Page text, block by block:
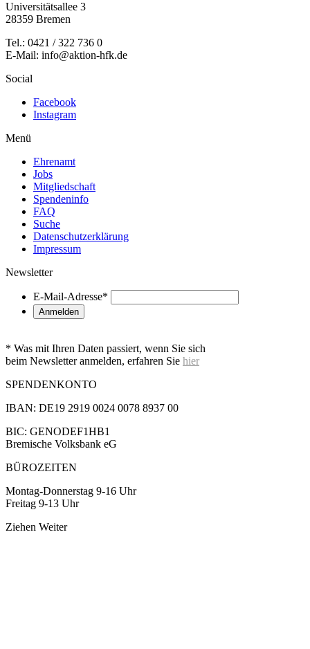
Universitätsallee 3
28359 Bremen
Tel.: 0421 / 322 736 0
E-Mail: info@aktion-hfk.de
Social
Facebook
Instagram
Menü
Ehrenamt
Jobs
Mitgliedschaft
Spendeninfo
FAQ
Suche
Datenschutzerklärung
Impressum
Newsletter
E-Mail-Adresse*
* Was mit Ihren Daten passiert, wenn Sie sich
beim Newsletter anmelden, erfahren Sie hier
SPENDENKONTO
IBAN: DE19 2919 0024 0078 8937 00
BIC: GENODEF1HB1
Bremische Volksbank eG
BÜROZEITEN
Montag-Donnerstag 9-16 Uhr
Freitag 9-13 Uhr
Ziehen Weiter